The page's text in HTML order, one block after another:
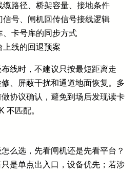
缆路径、桥架容量、接地条件
信号、闸机回传信号接线逻辑
、卡号库的同步方式
上线的回退预案
线时，不建议只按最短距离走
、屏蔽干扰和通道地面恢复。多
协议确认，避免到场后发现读卡
不匹配。
么选，先看闸机还是先看平台？
是单点出入口，设备优先；若涉